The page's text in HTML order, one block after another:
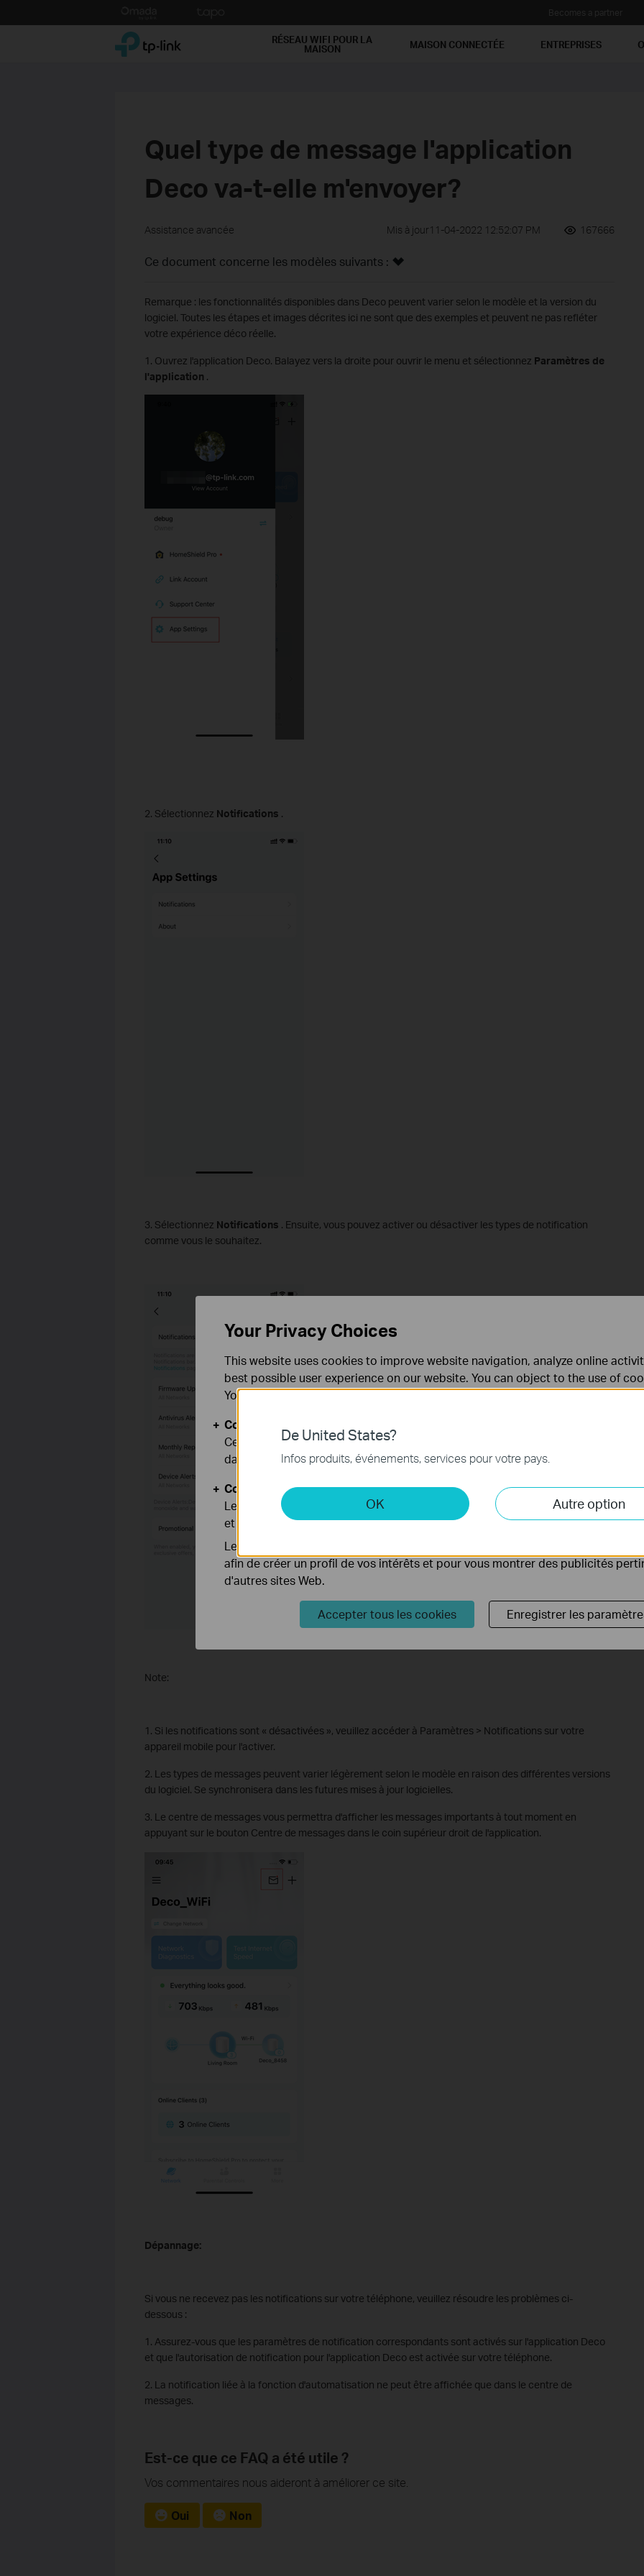
to
TP-Link, Reliably Smart RÉSEAU WIFI POUR LA
MAISON MAISON CONNECTÉE ENTREPRISES
Quel type de message l'application
Deco va-t-elle m'envoyer?
Assistance avancée Mis à jour11-04-2022 12:52:07 PM 167666
Ce document concerne les modèles suivants :
Remarque : les fonctionnalités disponibles dans Deco peuvent varier selon le modèle et la version du
logiciel. Toutes les étapes et images décrites ici ne sont que des exemples et peuvent ne pas refléter
votre expérience déco réelle.
1. Ouvrez l'application Deco. Balayez vers la droite pour ouvrir le menu et sélectionnez Paramètres de
l'application .
2. Sélectionnez Notifications .
3. Sélectionnez Notifications . Ensuite, vous pouvez activer ou désactiver les types de notification
comme vous le souhaitez.
Note:
1. Si les notifications sont « désactivées », veuillez accéder à Paramètres > Notifications sur votre
appareil mobile pour l'activer.
2. Les types de messages peuvent varier légèrement selon le modèle en raison des différentes versions
du logiciel. Se synchronisera dans les futures mises à jour logicielles.
3. Le centre de messages vous permettra d'afficher les messages importants à tout moment en
appuyant sur le bouton Centre de messages dans le coin supérieur droit de l'application.
Dépannage:
Si vous ne recevez pas les notifications sur votre téléphone, veuillez résoudre les problèmes ci-
dessous :
1. Assurez-vous que les paramètres de notification correspondants sont activés sur l'application Deco
et que l'autorisation de notification pour l'application Deco est activée sur votre téléphone.
2. La notification liée à la fonction d'automatisation ne peut être affichée que dans le centre de
messages.
Est-ce que ce FAQ a été utile ?
Vos commentaires nous aideront à améliorer ce site.
Oui Non
De United States?
Infos produits, événements, services pour votre pays.
OK Autre option
Your Privacy Choices
This website uses cookies to improve website navigation, analyze online
best possible user experience on our website. You can object to the use of
You can find more information in ourprivacy policy.Don’t show again
Cookies basiques
Ces cookies sont nécessaires au fonctionnement du site Web et ne peuvent
dans vos systèmes.
Cookies d'analyse et marketing
Les cookies d'analyse nous permettent d'analyser vos activités sur notre site
et ajuster les fonctionnalités de notre site Web.
Les cookies marketing peuvent être définis via notre site Web par nos
afin de créer un profil de vos intérêts et pour vous montrer des publicités
d'autres sites Web.
Accepter tous les cookies Enregistrer les